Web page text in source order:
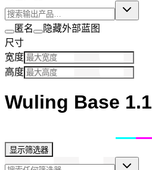
匿名
隐藏外部蓝图
尺寸
宽度
高度
Wuling Base 1.1
显示筛选器